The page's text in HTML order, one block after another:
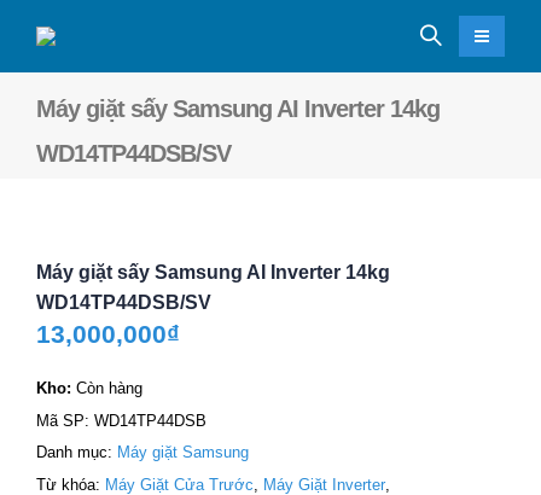
Máy giặt sấy Samsung AI Inverter 14kg
WD14TP44DSB/SV
Máy giặt sấy Samsung AI Inverter 14kg
WD14TP44DSB/SV
13,000,000₫
Kho: Còn hàng
Mã SP: WD14TP44DSB
Danh mục: Máy giặt Samsung
Từ khóa: Máy Giặt Cửa Trước Máy Giặt Inverter